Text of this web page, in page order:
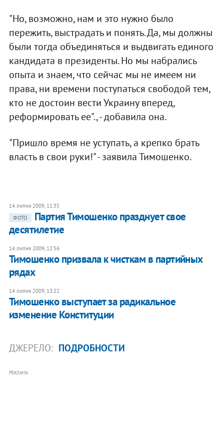
"Но, возможно, нам и это нужно было
пережить, выстрадать и понять. Да, мы должны
были тогда объединяться и выдвигать единого
кандидата в президенты. Но мы набрались
опыта и знаем, что сейчас мы не имеем ни
права, ни времени поступаться свободой тем,
кто не достоин вести Украину вперед,
реформировать ее"., - добавила она.
"Пришло время не уступать, а крепко брать
власть в свои руки!" - заявила Тимошенко.
14 липня 2009, 11:35
ФОТО
Партия Тимошенко празднует свое
десятилетие
14 липня 2009, 12:56
Тимошенко призвала к чисткам в партийных
рядах
14 липня 2009, 13:22
Тимошенко выступает за радикальное
изменение Конституции
ДЖЕРЕЛО: ПОДРОБНОСТИ
РЕКЛАМА